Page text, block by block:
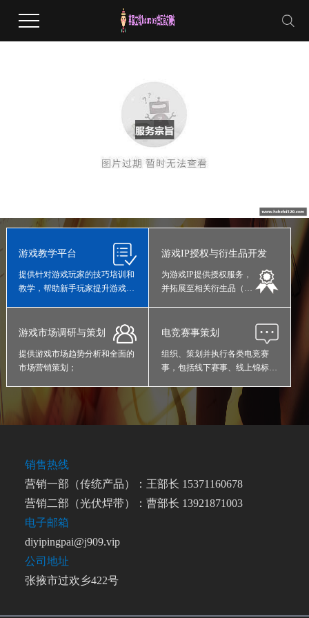
游戏教学平台
提供针对游戏玩家的技巧培训和
教学，帮助新手玩家提升游戏水
游戏IP授权与衍生品开发
为游戏IP提供授权服务，
并拓展至相关衍生品（如
游戏市场调研与策划
提供游戏市场趋势分析和全面的
市场营销策划；
电竞赛事策划
组织、策划并执行各类电竞赛
事，包括线下赛事、线上锦标赛
销售热线
营销一部（传统产品）：王部长 15371160678
营销二部（光伏焊带）：曹部长 13921871003
电子邮箱
diyipingpai@j909.vip
公司地址
张掖市过欢乡422号